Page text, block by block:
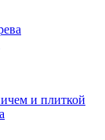
и плиткой